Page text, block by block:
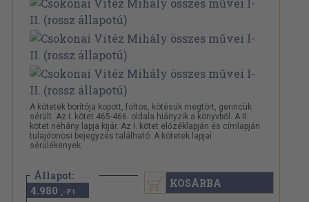
A kötetek borítója kopott, foltos, kötésük megtört, gerincük
sérült. Az I. kötet 465-466. oldala hiányzik a könyvből. A II.
kötet néhány lapja kijár. Az I. kötet előzéklapján és címlapján
tulajdonosi bejegyzés található. A kötetek lapjai
sérülékenyek.
Állapot:
Rossz
4.980 ,-Ft
KOSÁRBA